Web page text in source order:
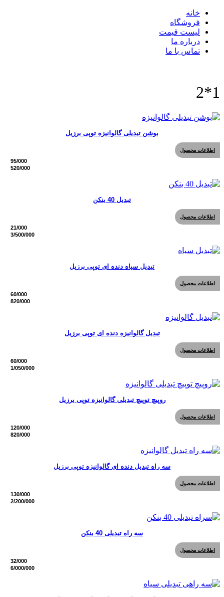
خانه
فروشگاه
لیست قیمت
درباره ما
تماس با ما
1*2
بوشن تبدیلی گالوانیزه توپی برزیل
اطلاعات محصول
تبدیل 40 بنکن
اطلاعات محصول
تبدیل سیاه دنده ای توپی برزیل
اطلاعات محصول
تبدیل گالوانیزه دنده ای توپی برزیل
اطلاعات محصول
روپیچ توپیچ تبدیلی گالوانیزه توپی برزیل
اطلاعات محصول
سه راه تبدیل دنده ای گالوانیزه توپی برزیل
اطلاعات محصول
سه راه تبدیلی 40 بنکن
اطلاعات محصول